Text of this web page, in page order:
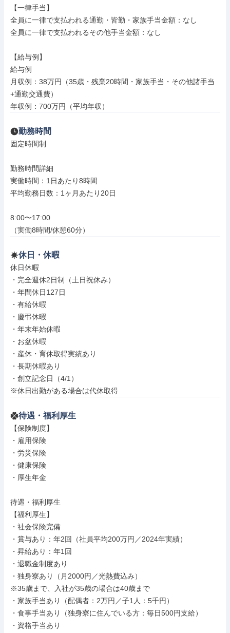
【一律手当】
全員に一律で支払われる通勤・皆勤・家族手当金額：なし
全員に一律で支払われるその他手当金額：なし
【給与例】
給与例
月収例：38万円（35歳・残業20時間・家族手当・その他諸手当
+通勤交通費）
年収例：700万円（平均年収）
勤務時間
固定時間制
勤務時間詳細
実働時間：1日あたり8時間
平均勤務日数：1ヶ月あたり20日
8:00〜17:00
（実働8時間/休憩60分）
休日・休暇
休日休暇
・完全週休2日制（土日祝休み）
・年間休日127日
・有給休暇
・慶弔休暇
・年末年始休暇
・お盆休暇
・産休・育休取得実績あり
・長期休暇あり
・創立記念日（4/1）
※休日出勤がある場合は代休取得
待遇・福利厚生
【保険制度】
・雇用保険
・労災保険
・健康保険
・厚生年金
待遇・福利厚生
【福利厚生】
・社会保険完備
・賞与あり：年2回（社員平均200万円／2024年実績）
・昇給あり：年1回
・退職金制度あり
・独身寮あり（月2000円／光熱費込み）
※35歳まで、⼊社が35歳の場合は40歳まで
・家族手当あり（配偶者：2万円／子1人：5千円）
・食事手当あり（独身寮に住んでいる方：毎日500円支給）
・資格手当あり